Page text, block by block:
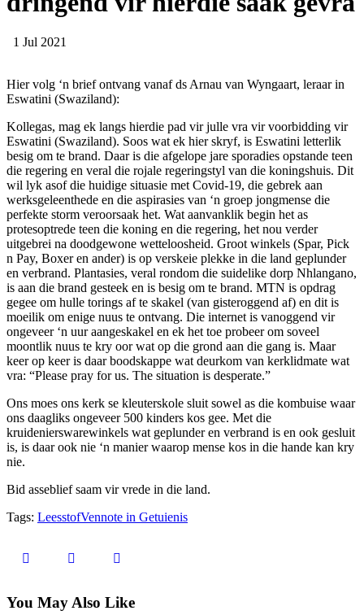
1 Jul 2021
Hier volg ‘n brief ontvang vanaf ds Arnau van Wyngaart, leraar in
Eswatini (Swaziland):
Kollegas, mag ek langs hierdie pad vir julle vra vir voorbidding vir
Eswatini (Swaziland). Soos wat ek hier skryf, is Eswatini letterlik
besig om te brand. Daar is die afgelope jare sporadies opstande teen
die regering en veral die rojale regeringstyl van die koningshuis. Dit
wil lyk asof die huidige situasie met Covid-19, die gebrek aan
werksgeleenthede en die aspirasies van ‘n groep jongmense die
perfekte storm veroorsaak het. Wat aanvanklik begin het as
protesoptrede teen die koning en die regering, het nou verder
uitgebrei na doodgewone wetteloosheid. Groot winkels (Spar, Pick
n Pay, Boxer en ander) is op verskeie plekke in die land geplunder
en verbrand. Plantasies, veral rondom die suidelike dorp Nhlangano,
is aan die brand gesteek en is besig om te brand. MTN is opdrag
gegee om hulle torings af te skakel (van gisteroggend af) en dit is
moeilik om enige nuus te ontvang. Die internet is vanoggend vir
ongeveer ‘n uur aangeskakel en ek het toe probeer om soveel
moontlik nuus te kry oor wat op die grond aan die gang is. Maar
keer op keer is daar boodskappe wat deurkom van kerklidmate wat
vra: “Please pray for us. The situation is desperate.”
Ons moes ons kerk se kleuterskole sluit sowel as die kombuise waar
ons daagliks ongeveer 500 kinders kos gee. Met die
kruidenierswarewinkels wat geplunder en verbrand is en ook gesluit
is, is daar ook nie ‘n manier waarop mense kos in die hande kan kry
nie.
Bid asseblief saam vir vrede in die land.
Tags: LeesstofVennote in Getuienis
You May Also Like